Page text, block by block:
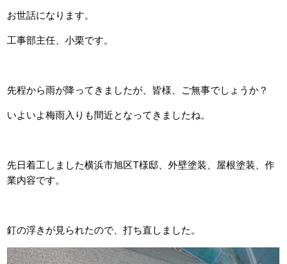
お世話になります。
工事部主任、小栗です。
先程から雨が降ってきましたが、皆様、ご無事でしょうか？
いよいよ梅雨入りも間近となってきましたね。
先日着工しました横浜市旭区T様邸、外壁塗装、屋根塗装、作
業内容です。
釘の浮きが見られたので、打ち直しました。